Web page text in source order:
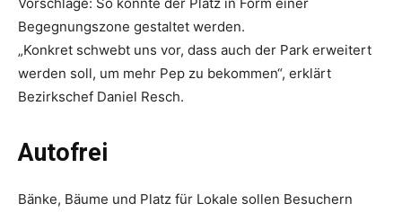
Begegnungszone gestaltet werden.
„Konkret schwebt uns vor, dass auch der Park erweitert
werden soll, um mehr Pep zu ­bekommen“, erklärt
Bezirkschef Daniel Resch.
Autofrei
Bänke, Bäume und Platz für Lokale sollen Besuchern